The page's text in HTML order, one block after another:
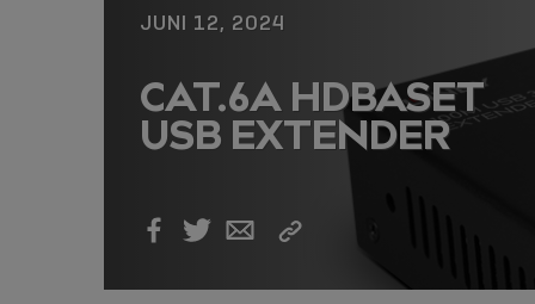
USB-C ÜBER LANGE
DISTANZEN:
USB-C-KABEL FÜR
STABILE 10 GBIT/S
BIS 15 M
JUNI 12, 2024
CAT.6A HDBASET
USB EXTENDER
Facebook
TwitterEmailLink